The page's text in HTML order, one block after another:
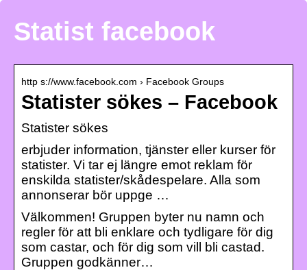
Statist facebook
http s://www.facebook.com › Facebook Groups
Statister sökes – Facebook
Statister sökes
erbjuder information, tjänster eller kurser för
statister. Vi tar ej längre emot reklam för
enskilda statister/skådespelare. Alla som
annonserar bör uppge …
Välkommen! Gruppen byter nu namn och
regler för att bli enklare och tydligare för dig
som castar, och för dig som vill bli castad.
Gruppen godkänner…